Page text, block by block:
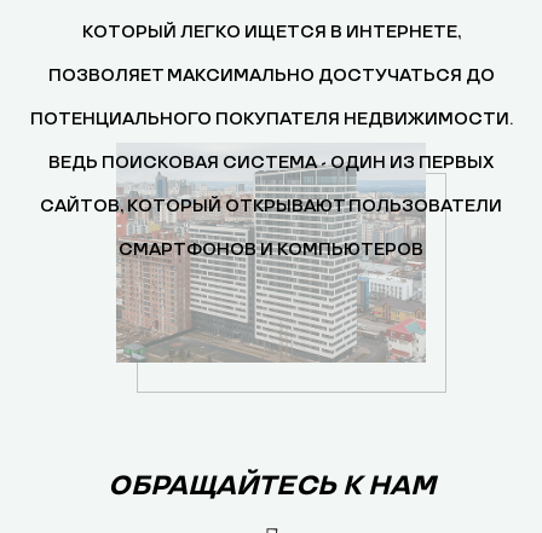
КОТОРЫЙ ЛЕГКО ИЩЕТСЯ В ИНТЕРНЕТЕ,
ПОЗВОЛЯЕТ МАКСИМАЛЬНО ДОСТУЧАТЬСЯ ДО
ПОТЕНЦИАЛЬНОГО ПОКУПАТЕЛЯ НЕДВИЖИМОСТИ.
ВЕДЬ ПОИСКОВАЯ СИСТЕМА - ОДИН ИЗ ПЕРВЫХ
САЙТОВ, КОТОРЫЙ ОТКРЫВАЮТ ПОЛЬЗОВАТЕЛИ
СМАРТФОНОВ И КОМПЬЮТЕРОВ
ОБРАЩАЙТЕСЬ К НАМ